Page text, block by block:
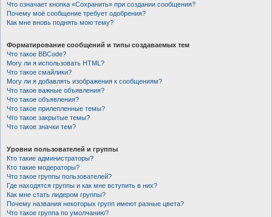
Что означает кнопка «Сохранить» при создании сообщения?
Почему моё сообщение требует одобрения?
Как мне вновь поднять мою тему?
Форматирование сообщений и типы создаваемых тем
Что такое BBCode?
Могу ли я использовать HTML?
Что такое смайлики?
Могу ли я добавлять изображения к сообщениям?
Что такое важные объявления?
Что такое объявления?
Что такое прилепленные темы?
Что такое закрытые темы?
Что такое значки тем?
Уровни пользователей и группы
Кто такие администраторы?
Кто такие модераторы?
Что такое группы пользователей?
Где находятся группы и как мне вступить в них?
Как мне стать лидером группы?
Почему названия некоторых групп имеют разные цвета?
Что такое группа по умолчанию?